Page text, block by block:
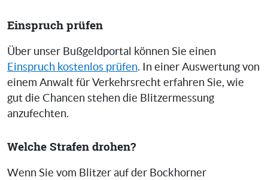
Einspruch prüfen
Über unser Bußgeldportal können Sie einen
Einspruch kostenlos prüfen. In einer Auswertung von
einem Anwalt für Verkehrsrecht erfahren Sie, wie
gut die Chancen stehen die Blitzermessung
anzufechten.
Welche Strafen drohen?
Wenn Sie vom Blitzer auf der Bockhorner